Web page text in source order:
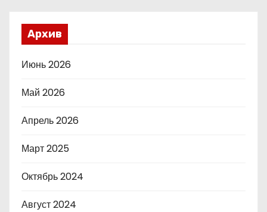
Архив
Июнь 2026
Май 2026
Апрель 2026
Март 2025
Октябрь 2024
Август 2024